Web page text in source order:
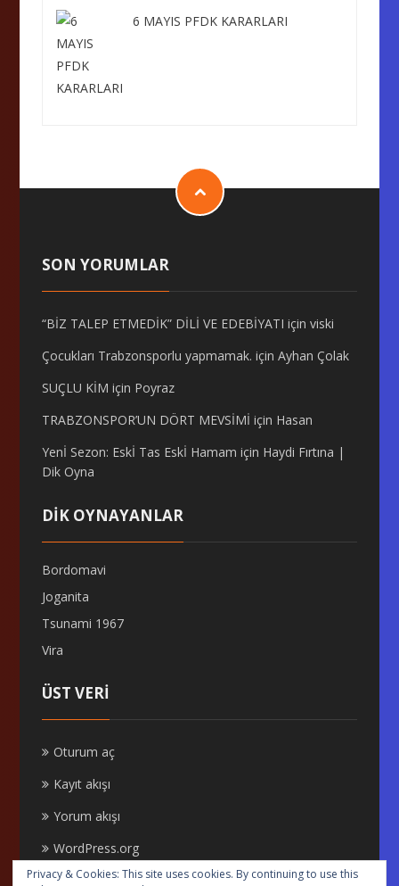
6 MAYIS PFDK KARARLARI
SON YORUMLAR
“BİZ TALEP ETMEDİK” DİLİ VE EDEBİYATI içinviski
Çocukları Trabzonsporlu yapmamak. içinAyhan Çolak
SUÇLU KİM için Poyraz
TRABZONSPOR’UN DÖRT MEVSİMİ için Hasan
Yenİ Sezon: Eskİ Tas Eskİ Hamam için Haydi Fırtına |
Dik Oyna
DİK OYNAYANLAR
Bordomavi
Joganita
Tsunami 1967
Vira
ÜST VERI
Oturum aç
Kayıt akışı
Yorum akışı
WordPress.org
Privacy & Cookies: This site uses cookies. By continuing to use this